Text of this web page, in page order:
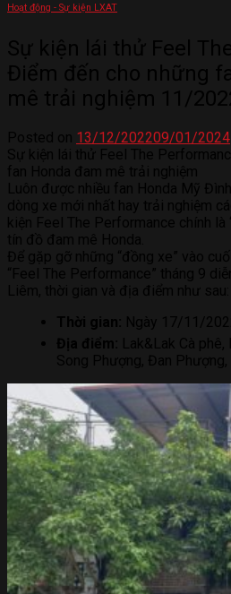
Hoạt động - Sự kiện LXAT
13/12/202209/01/2024